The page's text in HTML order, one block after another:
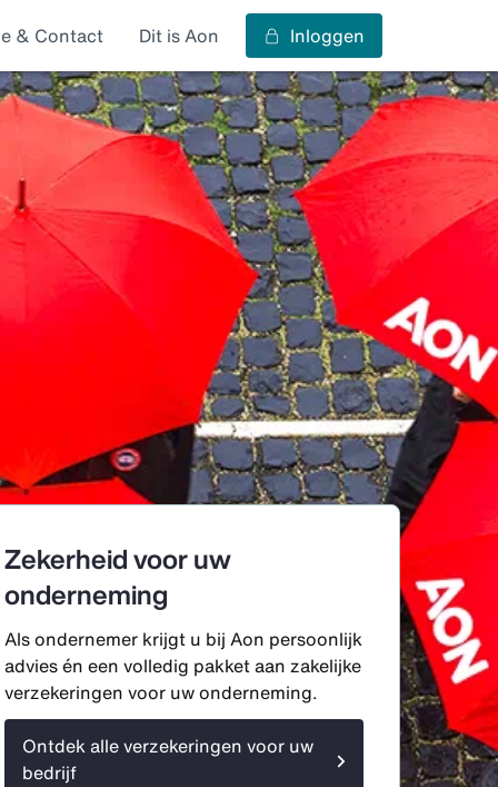
& Contact Dit is Aon Inloggen
Zekerheid voor uw
onderneming
Als ondernemer krijgt u bij Aon persoonlijk
advies én een volledig pakket aan zakelijke
verzekeringen voor uw onderneming.
Ontdek alle verzekeringen voor uw
bedrijf